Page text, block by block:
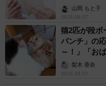
山岡 もと子
2026.08.07
猫2匹が段ボ
パンチ」の
～！」「お
梨木 香奈
2026.08.07